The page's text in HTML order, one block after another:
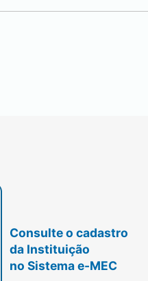
Consulte o cadastro
da Instituição
no Sistema e-MEC